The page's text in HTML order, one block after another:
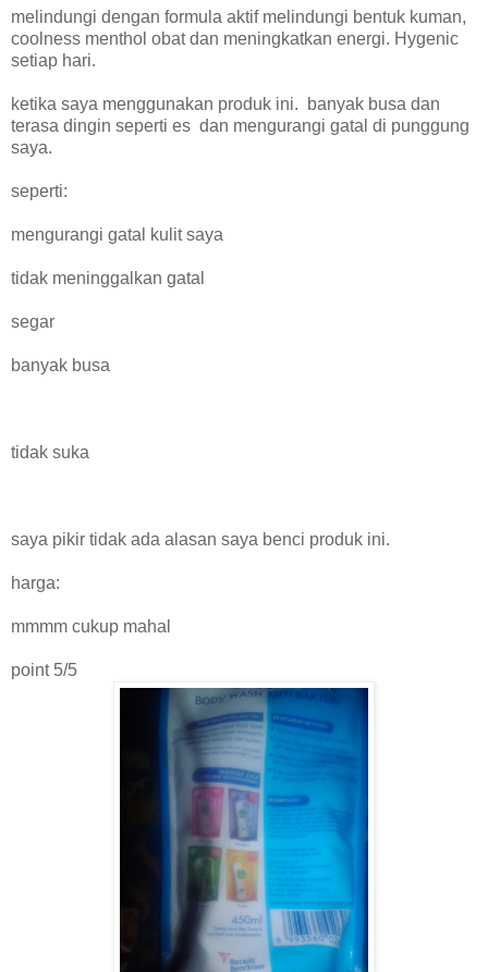
melindungi dengan formula aktif melindungi bentuk kuman,
coolness menthol obat dan meningkatkan energi. Hygenic
setiap hari.
ketika saya menggunakan produk ini. banyak busa dan
terasa dingin seperti es dan mengurangi gatal di punggung
saya.
seperti:
mengurangi gatal kulit saya
tidak meninggalkan gatal
segar
banyak busa
tidak suka
saya pikir tidak ada alasan saya benci produk ini.
harga:
mmmm cukup mahal
point 5/5